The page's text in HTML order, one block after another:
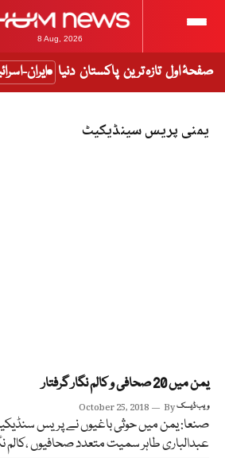
8 Aug, 2026
صفحۂ اول تازہ ترین پاکستان دنیا ایران-
یمنی پریس سینڈیکیٹ
یمن میں 20 صحافی و کالم نگار گرفتار
October 25, 2018 Byویب ڈیسک
صنعا: یمن میں حوثی باغیوں نے پریس
عبدالباری طاہر سمیت متعدد صحافیوں ،کالم